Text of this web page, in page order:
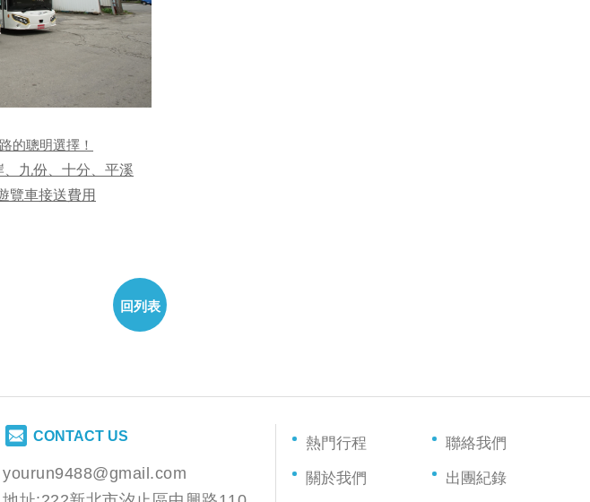
的聰明選擇！
九份、十分、平溪
覽車接送費用
回列表
CONTACT US
yourun9488@gmail.com
熱門行程
關於我們
聯絡我們
出團紀錄